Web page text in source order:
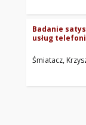
Badanie
usług
Śmiatacz,